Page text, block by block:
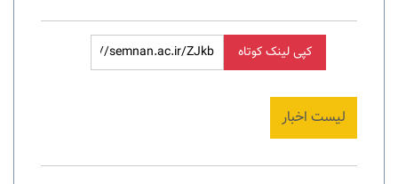
کپی لینک کوتاه
لیست اخبار